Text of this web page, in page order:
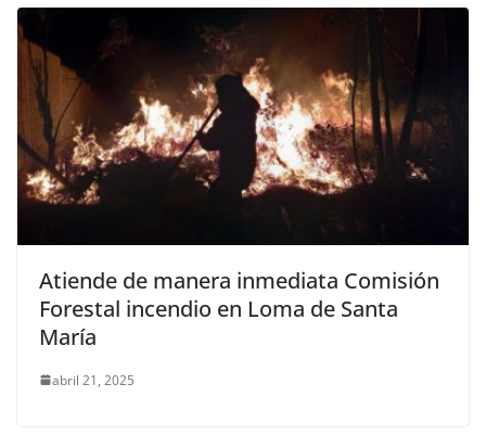
Atiende de manera inmediata Comisión
Forestal incendio en Loma de Santa
María
abril 21, 2025